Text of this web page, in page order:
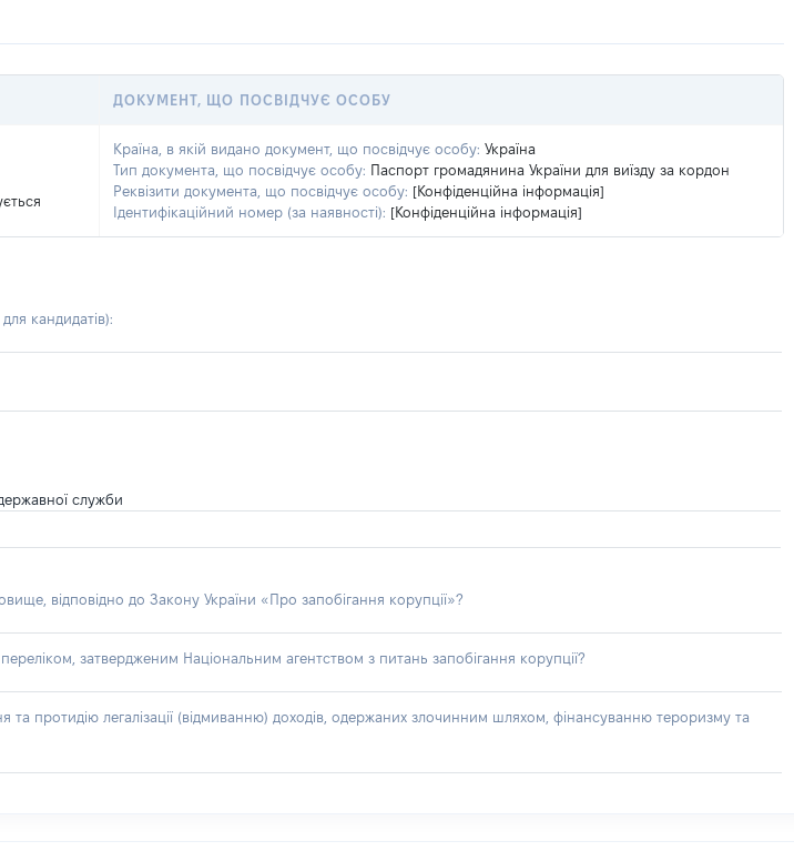
ДОКУМЕНТ, ЩО ПОСВІДЧУЄ ОСОБУ
Країна, в якій видано документ, що посвідчує особу: Україна
Тип документа, що посвідчує особу: Паспорт громадянина України для виїзду за кордон
Реквізити документа, що посвідчує особу: [Конфіденційна інформація]
Ідентифікаційний номер (за наявності): [Конфіденційна інформація]
кандидатів):
служби
відповідно до Закону України «Про запобігання корупції»?
затвердженим Національним агентством з питань запобігання корупції?
та протидію легалізації (відмиванню) доходів, одержаних злочинним шляхом, фінансуванню тероризму та